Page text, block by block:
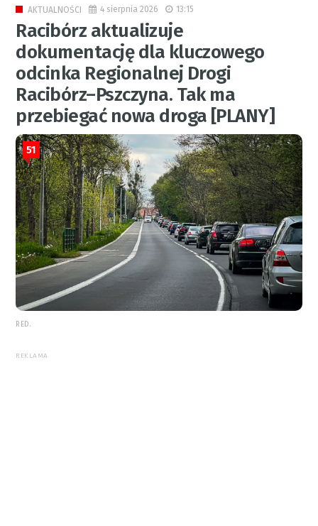
AKTUALNOŚCI 4 sierpnia 2026 13:15
Racibórz aktualizuje
dokumentację dla kluczowego
odcinka Regionalnej Drogi
Racibórz–Pszczyna. Tak ma
przebiegać nowa droga [PLANY]
51
RED.
REKLAMA